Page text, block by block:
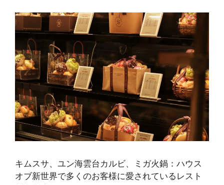
キムスサ、ユン海雲台カルビ、ミガ火鍋 ：ハウス
オブ新世界で多くのお客様に愛されているレスト